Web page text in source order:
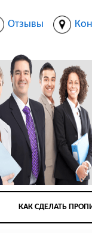
Отзывы
КАК СДЕЛАТЬ